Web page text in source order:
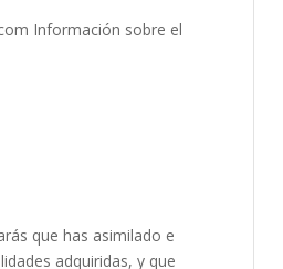
Información sobre el
que has asimilado e
adquiridas, y que